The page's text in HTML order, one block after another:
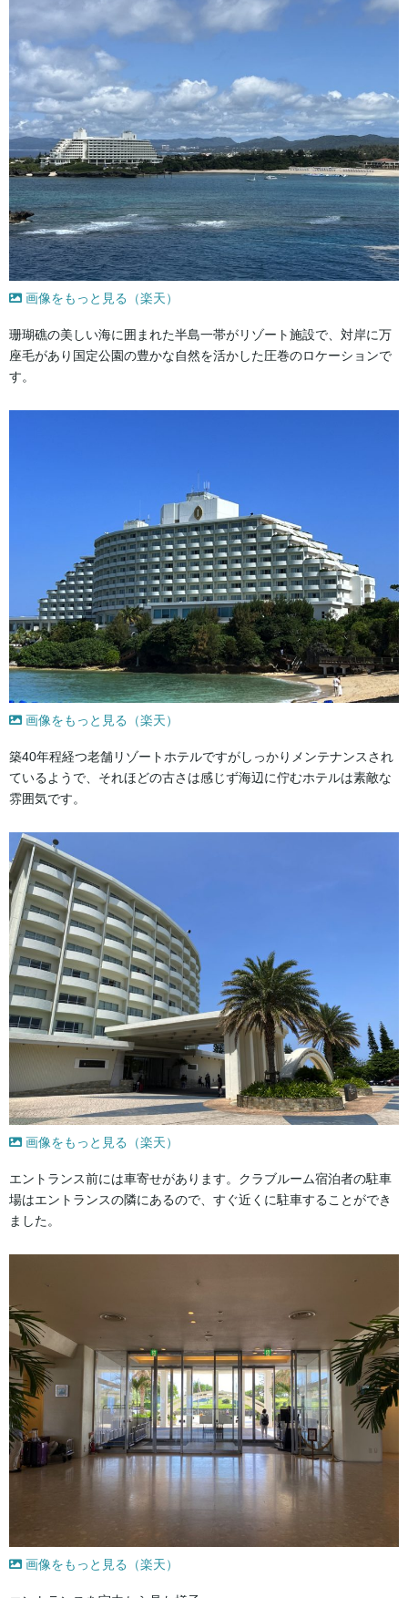
画像をもっと見る（楽天）
珊瑚礁の美しい海に囲まれた半島一帯がリゾート施設で、対岸に万
座毛があり国定公園の豊かな自然を活かした圧巻のロケーションで
す。
画像をもっと見る（楽天）
築40年程経つ老舗リゾートホテルですがしっかりメンテナンスされ
ているようで、それほどの古さは感じず海辺に佇むホテルは素敵な
雰囲気です。
画像をもっと見る（楽天）
エントランス前には車寄せがあります。クラブルーム宿泊者の駐車
場はエントランスの隣にあるので、すぐ近くに駐車することができ
ました。
画像をもっと見る（楽天）